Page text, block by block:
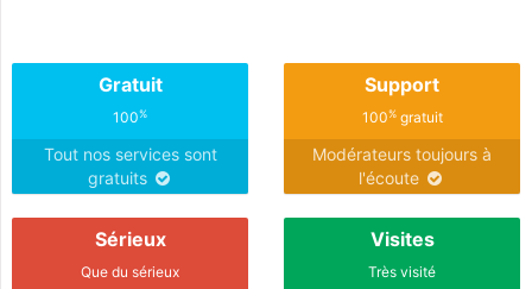
Gratuit
100%
Tout nos services sont
gratuits
Support
100%gratuit
Modérateurs toujours à
l'écoute
Sérieux
Que du sérieux
Visites
Très visité